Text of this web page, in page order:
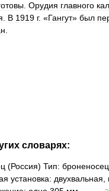
Орудия главного
В 1919 г. «Гангут» был
словарях:
(Россия) Тип:
двухвальная,